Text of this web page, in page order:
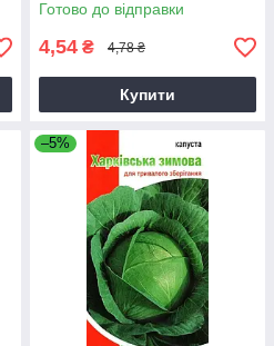
Готово до відправки
4,54 ₴ 4,78 ₴
Купити
–5%